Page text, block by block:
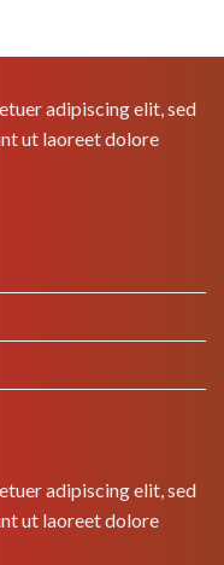
adipiscing elit, sed
ut laoreet dolore
adipiscing elit, sed
ut laoreet dolore